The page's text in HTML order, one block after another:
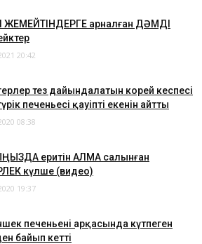
ЖЕМЕЙТІНДЕРГЕ арналған ДӘМДІ
20:42
тез дайындалатын корей кеспесі
печеньесі қауіпті екенін айтты
08:38
еритін АЛМА салынған
күлше (видео)
19:37
печеньенің арқасында күтпеген
байып кетті